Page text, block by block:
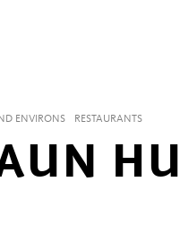
ENVIRONS RESTAURANTS